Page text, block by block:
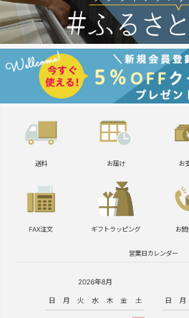
送料 お届け お
FAX注文 ギフトラッピング お
営業日カレンダー
2026年8月
日 月 火 水 木 金 土 日 月